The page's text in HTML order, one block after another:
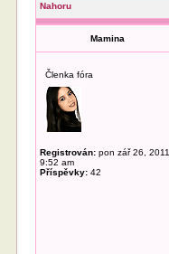
Nahoru
Mamina
Členka fóra
Registrován: pon zář 26, 2011
9:52 am
Příspěvky: 42